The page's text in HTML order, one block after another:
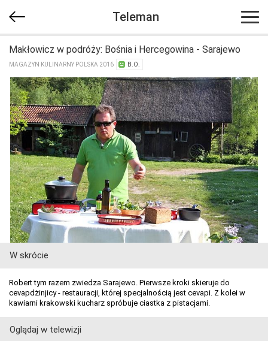
Teleman
Makłowicz w podróży: Bośnia i Hercegowina - Sarajewo
MAGAZYN KULINARNY POLSKA 2016 B.O.
W skrócie
Robert tym razem zwiedza Sarajewo. Pierwsze kroki skieruje do
cevapdżinjicy - restauracji, której specjalnością jest cevapi. Z kolei w
kawiarni krakowski kucharz spróbuje ciastka z pistacjami.
Oglądaj w telewizji